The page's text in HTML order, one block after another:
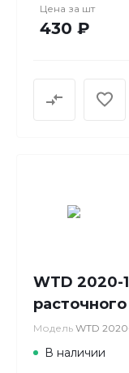
Цена за шт
430 ₽
WTD 2020-
Модель WTD
В наличии